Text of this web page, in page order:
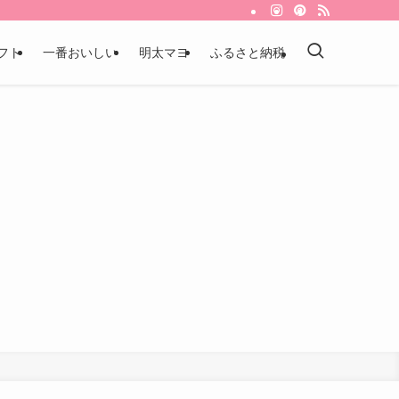
ト 一番おいしい 明太マヨ ふるさと納税